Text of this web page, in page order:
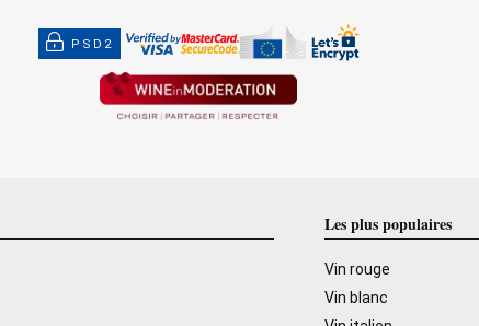
PSD2
Les plus populaires
Vin rouge
Vin blanc